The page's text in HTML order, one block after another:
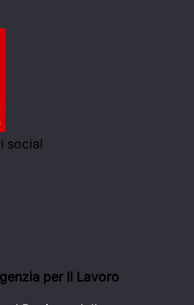
social
per il Lavoro